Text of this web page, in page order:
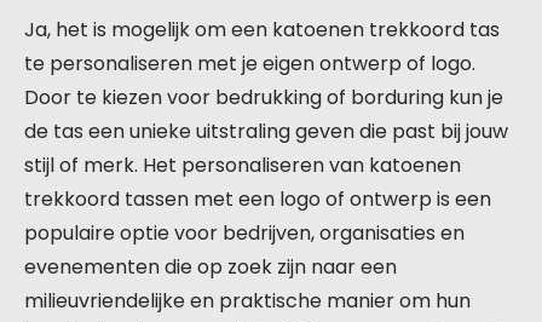
Ja, het is mogelijk om een katoenen trekkoord tas
te personaliseren met je eigen ontwerp of logo.
Door te kiezen voor bedrukking of borduring kun je
de tas een unieke uitstraling geven die past bij jouw
stijl of merk. Het personaliseren van katoenen
trekkoord tassen met een logo of ontwerp is een
populaire optie voor bedrijven, organisaties en
evenementen die op zoek zijn naar een
milieuvriendelijke en praktische manier om hun